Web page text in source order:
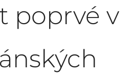
poprvé v